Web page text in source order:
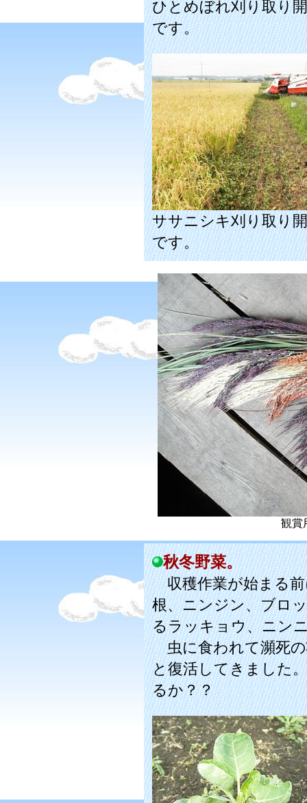
ひとめぼれ刈り取り
です。
ササニシキ刈り取り
です。
観賞
秋冬野菜。
収穫作業が始まる前
根、ニンジン、ブロ
るラッキョウ、ニン
虫に食われて瀕死の
と復活してきました
るか？？